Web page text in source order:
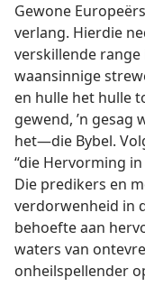
Gewone
verlang. Hierdie
verskillende range
waansinnige
en hulle het hulle
gewend, ’n gesag
het—die Bybel.
“die Hervorming in
Die predikers en
verdorwenheid in
behoefte aan
waters van
onheilspellender